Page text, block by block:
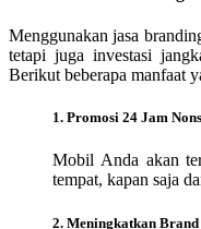
Menggunakan jasa
tetapi juga investasi
Berikut beberapa manfaat
1. Promosi 24 Jam
Mobil Anda akan
tempat, kapan saja
2. Meningkatkan Brand